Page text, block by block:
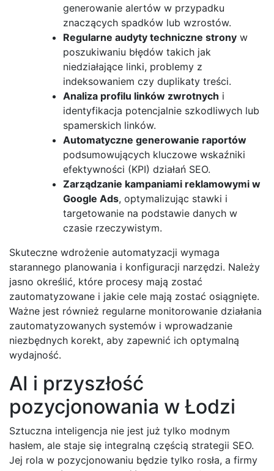
generowanie alertów w przypadku
znaczących spadków lub wzrostów.
Regularne audyty techniczne strony w
poszukiwaniu błędów takich jak
niedziałające linki, problemy z
indeksowaniem czy duplikaty treści.
Analiza profilu linków zwrotnych i
identyfikacja potencjalnie szkodliwych lub
spamerskich linków.
Automatyczne generowanie raportów
podsumowujących kluczowe wskaźniki
efektywności (KPI) działań SEO.
Zarządzanie kampaniami reklamowymi w
Google Ads, optymalizując stawki i
targetowanie na podstawie danych w
czasie rzeczywistym.
Skuteczne wdrożenie automatyzacji wymaga
starannego planowania i konfiguracji narzędzi. Należy
jasno określić, które procesy mają zostać
zautomatyzowane i jakie cele mają zostać osiągnięte.
Ważne jest również regularne monitorowanie działania
zautomatyzowanych systemów i wprowadzanie
niezbędnych korekt, aby zapewnić ich optymalną
wydajność.
AI i przyszłość
pozycjonowania w Łodzi
Sztuczna inteligencja nie jest już tylko modnym
hasłem, ale staje się integralną częścią strategii SEO.
Jej rola w pozycjonowaniu będzie tylko rosła, a firmy